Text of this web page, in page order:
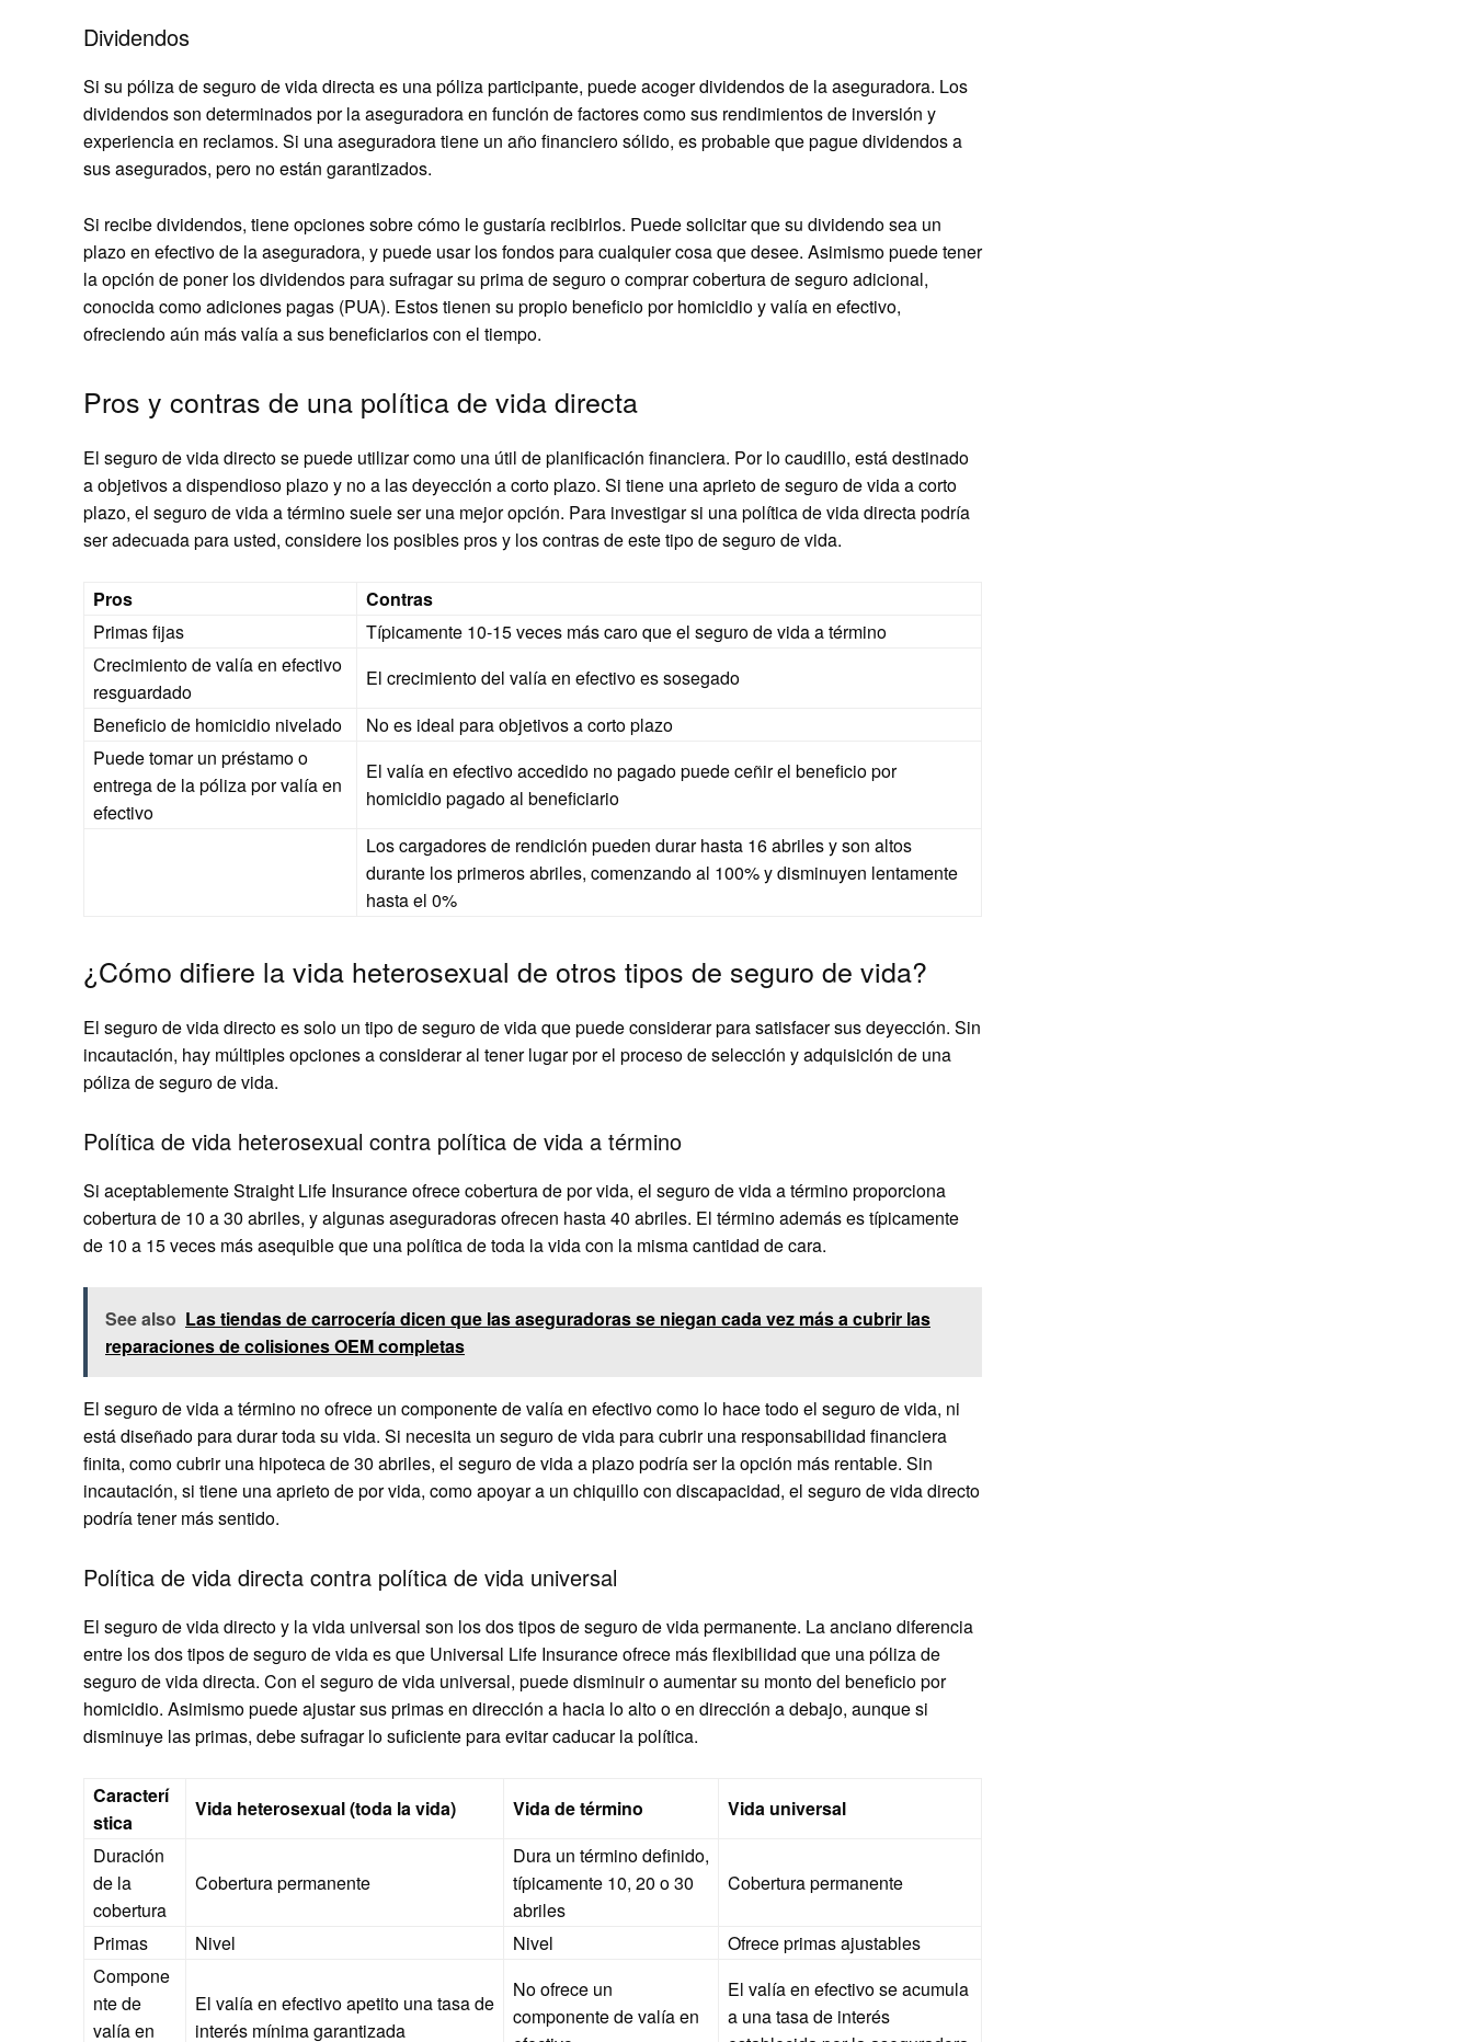
Dividendos
Si su póliza de seguro de vida directa es una póliza participante, puede acoger dividendos de la aseguradora. Los
dividendos son determinados por la aseguradora en función de factores como sus rendimientos de inversión y
experiencia en reclamos. Si una aseguradora tiene un año financiero sólido, es probable que pague dividendos a
sus asegurados, pero no están garantizados.
Si recibe dividendos, tiene opciones sobre cómo le gustaría recibirlos. Puede solicitar que su dividendo sea un
plazo en efectivo de la aseguradora, y puede usar los fondos para cualquier cosa que desee. Asimismo puede tener
la opción de poner los dividendos para sufragar su prima de seguro o comprar cobertura de seguro adicional,
conocida como adiciones pagas (PUA). Estos tienen su propio beneficio por homicidio y valía en efectivo,
ofreciendo aún más valía a sus beneficiarios con el tiempo.
Pros y contras de una política de vida directa
El seguro de vida directo se puede utilizar como una útil de planificación financiera. Por lo caudillo, está destinado
a objetivos a dispendioso plazo y no a las deyección a corto plazo. Si tiene una aprieto de seguro de vida a corto
plazo, el seguro de vida a término suele ser una mejor opción. Para investigar si una política de vida directa podría
ser adecuada para usted, considere los posibles pros y los contras de este tipo de seguro de vida.
Pros
Contras
Primas fijas
Típicamente 10-15 veces más caro que el seguro de vida a término
Crecimiento de valía en efectivo
resguardado
El crecimiento del valía en efectivo es sosegado
Beneficio de homicidio nivelado
No es ideal para objetivos a corto plazo
Puede tomar un préstamo o
entrega de la póliza por valía en
efectivo
El valía en efectivo accedido no pagado puede ceñir el beneficio por
homicidio pagado al beneficiario
Los cargadores de rendición pueden durar hasta 16 abriles y son altos
durante los primeros abriles, comenzando al 100% y disminuyen lentamente
hasta el 0%
¿Cómo difiere la vida heterosexual de otros tipos de seguro de vida?
El seguro de vida directo es solo un tipo de seguro de vida que puede considerar para satisfacer sus deyección. Sin
incautación, hay múltiples opciones a considerar al tener lugar por el proceso de selección y adquisición de una
póliza de seguro de vida.
Política de vida heterosexual contra política de vida a término
Si aceptablemente Straight Life Insurance ofrece cobertura de por vida, el seguro de vida a término proporciona
cobertura de 10 a 30 abriles, y algunas aseguradoras ofrecen hasta 40 abriles. El término además es típicamente
de 10 a 15 veces más asequible que una política de toda la vida con la misma cantidad de cara.
See also Las tiendas de carrocería dicen que las aseguradoras se niegan cada vez más a cubrir las
reparaciones de colisiones OEM completas
El seguro de vida a término no ofrece un componente de valía en efectivo como lo hace todo el seguro de vida, ni
está diseñado para durar toda su vida. Si necesita un seguro de vida para cubrir una responsabilidad financiera
finita, como cubrir una hipoteca de 30 abriles, el seguro de vida a plazo podría ser la opción más rentable. Sin
incautación, si tiene una aprieto de por vida, como apoyar a un chiquillo con discapacidad, el seguro de vida directo
podría tener más sentido.
Política de vida directa contra política de vida universal
El seguro de vida directo y la vida universal son los dos tipos de seguro de vida permanente. La anciano diferencia
entre los dos tipos de seguro de vida es que Universal Life Insurance ofrece más flexibilidad que una póliza de
seguro de vida directa. Con el seguro de vida universal, puede disminuir o aumentar su monto del beneficio por
homicidio. Asimismo puede ajustar sus primas en dirección a hacia lo alto o en dirección a debajo, aunque si
disminuye las primas, debe sufragar lo suficiente para evitar caducar la política.
Caracterí
stica
Vida heterosexual (toda la vida) Vida de término
Vida universal
Duración
de la
cobertura
Cobertura permanente
Dura un término definido,
típicamente 10, 20 o 30
abriles
Cobertura permanente
Primas Nivel Nivel
Ofrece primas ajustables
Compone
nte de
valía en
El valía en efectivo apetito una tasa de
interés mínima garantizada
No ofrece un
componente de valía en
El valía en efectivo se acumula
a una tasa de interés